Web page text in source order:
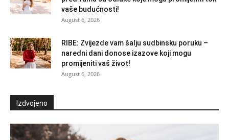
vaše budućnosti!
August 6, 2026
RIBE: Zvijezde vam šalju sudbinsku poruku –
naredni dani donose izazove koji mogu
promijeniti vaš život!
August 6, 2026
Izdvojeno